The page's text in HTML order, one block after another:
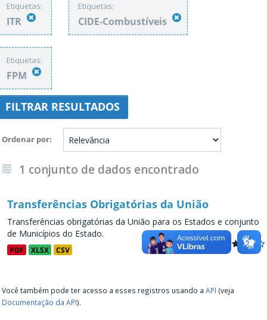
Etiquetas:
ITR
Etiquetas:
CIDE-Combustíveis
Etiquetas:
FPM
FILTRAR RESULTADOS
Ordenar por
1 conjunto de dados encontrado
Transferências Obrigatórias da União
Transferências obrigatórias da União para os Estados e conjunto
de Municípios do Estado.
PDF XLSX CSV
Você também pode ter acesso a esses registros usando a API (veja
Documentação da API).